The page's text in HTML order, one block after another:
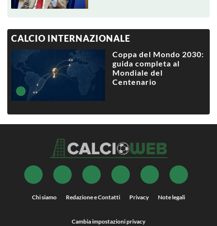
CALCIO INTERNAZIONALE
Coppa del Mondo 2030:
guida completa al
Mondiale del
Centenario
Chi siamo Redazione e Contatti Privacy Note legali
Cambia impostazioni privacy